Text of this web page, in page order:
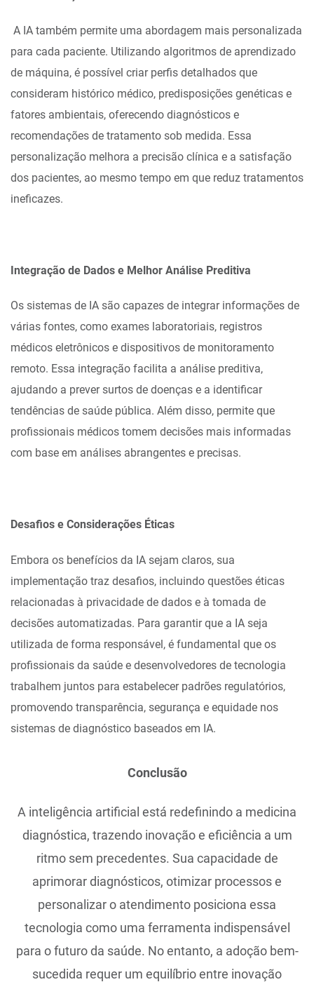
A IA também permite uma abordagem mais personalizada
para cada paciente. Utilizando algoritmos de aprendizado
de máquina, é possível criar perfis detalhados que
consideram histórico médico, predisposições genéticas e
fatores ambientais, oferecendo diagnósticos e
recomendações de tratamento sob medida. Essa
personalização melhora a precisão clínica e a satisfação
dos pacientes, ao mesmo tempo em que reduz tratamentos
ineficazes.
Integração de Dados e Melhor Análise Preditiva
Os sistemas de IA são capazes de integrar informações de
várias fontes, como exames laboratoriais, registros
médicos eletrônicos e dispositivos de monitoramento
remoto. Essa integração facilita a análise preditiva,
ajudando a prever surtos de doenças e a identificar
tendências de saúde pública. Além disso, permite que
profissionais médicos tomem decisões mais informadas
com base em análises abrangentes e precisas.
Desafios e Considerações Éticas
Embora os benefícios da IA sejam claros, sua
implementação traz desafios, incluindo questões éticas
relacionadas à privacidade de dados e à tomada de
decisões automatizadas. Para garantir que a IA seja
utilizada de forma responsável, é fundamental que os
profissionais da saúde e desenvolvedores de tecnologia
trabalhem juntos para estabelecer padrões regulatórios,
promovendo transparência, segurança e equidade nos
sistemas de diagnóstico baseados em IA.
Conclusão
A inteligência artificial está redefinindo a medicina
diagnóstica, trazendo inovação e eficiência a um
ritmo sem precedentes. Sua capacidade de
aprimorar diagnósticos, otimizar processos e
personalizar o atendimento posiciona essa
tecnologia como uma ferramenta indispensável
para o futuro da saúde. No entanto, a adoção bem-
sucedida requer um equilíbrio entre inovação